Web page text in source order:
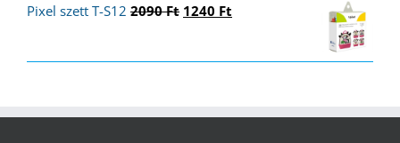
Pixel szett T-S12 2090Ft Original
1240 Ft